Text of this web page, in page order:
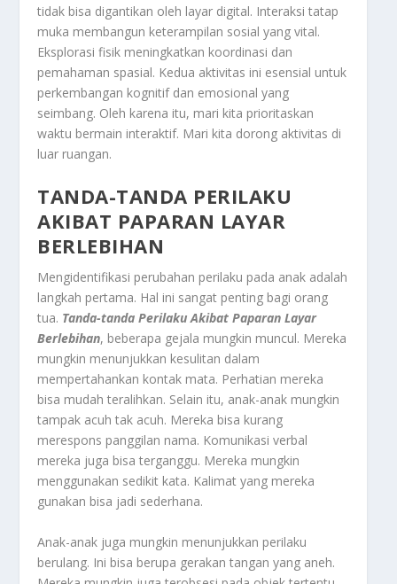
tidak bisa digantikan oleh layar digital. Interaksi tatap
muka membangun keterampilan sosial yang vital.
Eksplorasi fisik meningkatkan koordinasi dan
pemahaman spasial. Kedua aktivitas ini esensial untuk
perkembangan kognitif dan emosional yang
seimbang. Oleh karena itu, mari kita prioritaskan
waktu bermain interaktif. Mari kita dorong aktivitas di
luar ruangan.
TANDA-TANDA PERILAKU
AKIBAT PAPARAN LAYAR
BERLEBIHAN
Mengidentifikasi perubahan perilaku pada anak adalah
langkah pertama. Hal ini sangat penting bagi orang
tua. Tanda-tanda Perilaku Akibat Paparan Layar
Berlebihan, beberapa gejala mungkin muncul. Mereka
mungkin menunjukkan kesulitan dalam
mempertahankan kontak mata. Perhatian mereka
bisa mudah teralihkan. Selain itu, anak-anak mungkin
tampak acuh tak acuh. Mereka bisa kurang
merespons panggilan nama. Komunikasi verbal
mereka juga bisa terganggu. Mereka mungkin
menggunakan sedikit kata. Kalimat yang mereka
gunakan bisa jadi sederhana.
Anak-anak juga mungkin menunjukkan perilaku
berulang. Ini bisa berupa gerakan tangan yang aneh.